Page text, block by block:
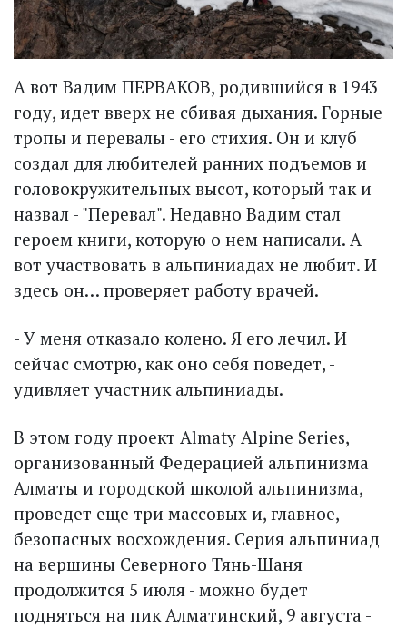
А вот Вадим ПЕРВАКОВ, родившийся в 1943
году, идет вверх не сбивая дыхания. Горные
тропы и перевалы - его стихия. Он и клуб
создал для любителей ранних подъемов и
головокружительных высот, который так и
назвал - "Перевал". Недавно Вадим стал
героем книги, которую о нем написали. А
вот участвовать в альпиниадах не любит. И
здесь он… проверяет работу врачей.
- У меня отказало колено. Я его лечил. И
сейчас смотрю, как оно себя поведет, -
удивляет участник альпиниады.
В этом году проект Almaty Alpine Series,
организованный Федерацией альпинизма
Алматы и городской школой альпинизма,
проведет еще три массовых и, главное,
безопасных восхождения. Серия альпиниад
на вершины Северного Тянь-Шаня
продолжится 5 июля - можно будет
подняться на пик Алматинский, 9 августа -